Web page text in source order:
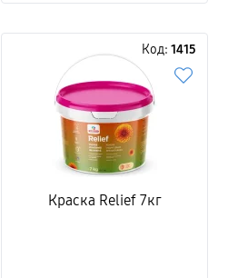
Код: 1415
Краска Relief 7кг